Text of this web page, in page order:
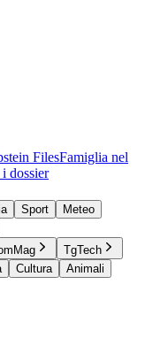
FilesFamiglia nel
dossier
Sport
Meteo
TgTech
Cultura
Animali